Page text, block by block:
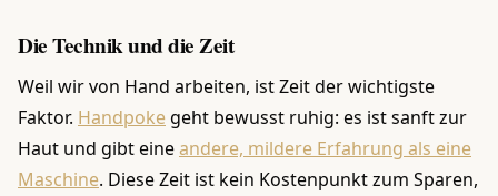
Die Technik und die Zeit
Weil wir von Hand arbeiten, ist Zeit der wichtigste
Faktor. Handpokegeht bewusst ruhig: es ist sanft zur
Haut und gibt eineandere, mildere Erfahrung als eine
Maschine. Diese Zeit ist kein Kostenpunkt zum Sparen,